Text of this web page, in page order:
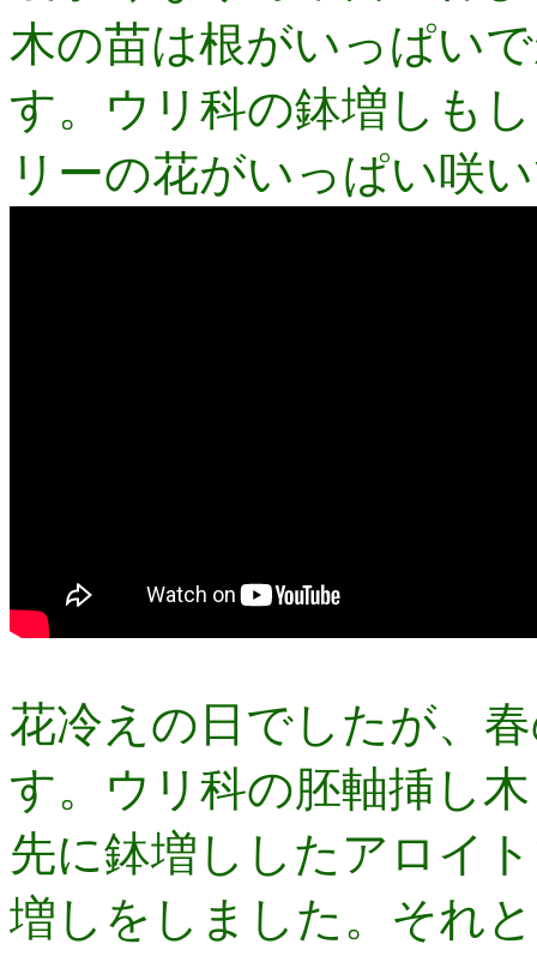
木の苗は根がいっぱい
す。ウリ科の鉢増しも
リーの花がいっぱい咲
花冷えの日でしたが、
す。ウリ科の胚軸挿し
先に鉢増ししたアロイ
増しをしました。それ